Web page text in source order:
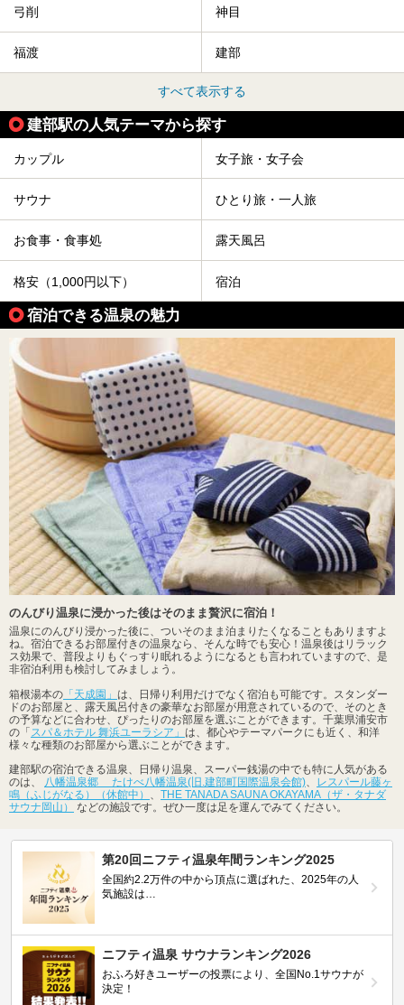
弓削 神目
福渡 建部
すべて表示する
建部駅の人気テーマから探す
カップル 女子旅・女子会
サウナ ひとり旅・一人旅
お食事・食事処 露天風呂
格安（1,000円以下） 宿泊
宿泊できる温泉の魅力
のんびり温泉に浸かった後はそのまま贅沢に宿泊！
温泉にのんびり浸かった後に、ついそのまま泊まりたくなることもありますよ
ね。宿泊できるお部屋付きの温泉なら、そんな時でも安心！温泉後はリラック
ス効果で、普段よりもぐっすり眠れるようになるとも言われていますので、是
非宿泊利用も検討してみましょう。
箱根湯本の 「天成園」 は、日帰り利用だけでなく宿泊も可能です。スタンダー
ドのお部屋と、露天風呂付きの豪華なお部屋が用意されているので、そのとき
の予算などに合わせ、ぴったりのお部屋を選ぶことができます。千葉県浦安市
の「 スパ＆ホテル 舞浜ユーラシア」 は、都心やテーマパークにも近く、和洋
様々な種類のお部屋から選ぶことができます。
建部駅の宿泊できる温泉、日帰り温泉、スーパー銭湯の中でも特に人気がある
のは、
八幡温泉郷 たけべ八幡温泉(旧.建部町国際温泉会館)
レスパール藤ヶ
鳴（ふじがなる）（休館中）
THE TANADA SAUNA OKAYAMA（ザ・タナダ
サウナ岡山）
などの施設です。ぜひ一度は足を運んでみてください。
第20回ニフティ温泉年間ランキング2025
全国約2.2万件の中から頂点に選ばれた、2025年の人
気施設は…
ニフティ温泉 サウナランキング2026
おふろ好きユーザーの投票により、全国No.1サウナが
決定！